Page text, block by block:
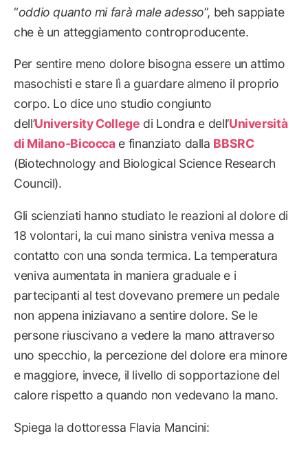
“oddio quanto mi farà male adesso”, beh sappiate
che è un atteggiamento controproducente.
Per sentire meno dolore bisogna essere un attimo
masochisti e stare lì a guardare almeno il proprio
corpo. Lo dice uno studio congiunto
dell’University College di Londra e dell’Università
di Milano-Bicoccae finanziato dalla BBSRC
(Biotechnology and Biological Science Research
Council).
Gli scienziati hanno studiato le reazioni al dolore di
18 volontari, la cui mano sinistra veniva messa a
contatto con una sonda termica. La temperatura
veniva aumentata in maniera graduale e i
partecipanti al test dovevano premere un pedale
non appena iniziavano a sentire dolore. Se le
persone riuscivano a vedere la mano attraverso
uno specchio, la percezione del dolore era minore
e maggiore, invece, il livello di sopportazione del
calore rispetto a quando non vedevano la mano.
Spiega la dottoressa Flavia Mancini: